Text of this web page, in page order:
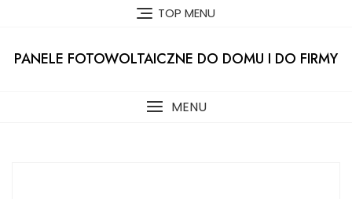
TOP MENU
PANELE FOTOWOLTAICZNE DO DOMU I DO FIRMY
MENU